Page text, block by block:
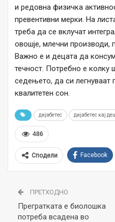
и редовна физичка
превентивни мерки. На
треба да се вклучат
овошје, млечни производи,
Важно е и децата да
течност. Потребно е
седењето, да си
квалитетен сон.
дијабетес дијабетес кај
486
Сподели Facebook
ПРЕТХОДНО
Прегратката е биолошка
потреба всадена во